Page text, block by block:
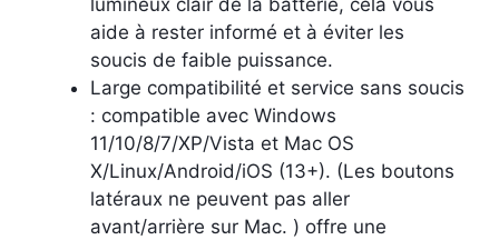
lumineux clair de la batterie, cela vous
aide à rester informé et à éviter les
soucis de faible puissance.
Large compatibilité et service sans soucis
: compatible avec Windows
11/10/8/7/XP/Vista et Mac OS
X/Linux/Android/iOS (13+). (Les boutons
latéraux ne peuvent pas aller
avant/arrière sur Mac. ) offre une